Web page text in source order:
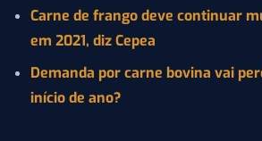
Carne de frango deve continuar
em 2021, diz Cepea
Demanda por carne bovina vai
início de ano?